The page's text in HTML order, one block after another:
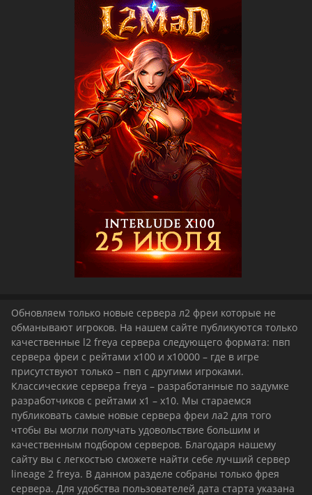
Обновляем только новые сервера л2 фреи которые не
обманывают игроков. На нашем сайте публикуются только
качественные l2 freya сервера следующего формата: пвп
сервера фреи с рейтами х100 и х10000 – где в игре
присутствуют только – пвп с другими игроками.
Классические сервера freya – разработанные по задумке
разработчиков с рейтами х1 – х10. Мы стараемся
публиковать самые новые сервера фреи ла2 для того
чтобы вы могли получать удовольствие большим и
качественным подбором серверов. Благодаря нашему
сайту вы с легкостью сможете найти себе лучший сервер
lineage 2 freya. В данном разделе собраны только фрея
сервера. Для удобства пользователей дата старта указана